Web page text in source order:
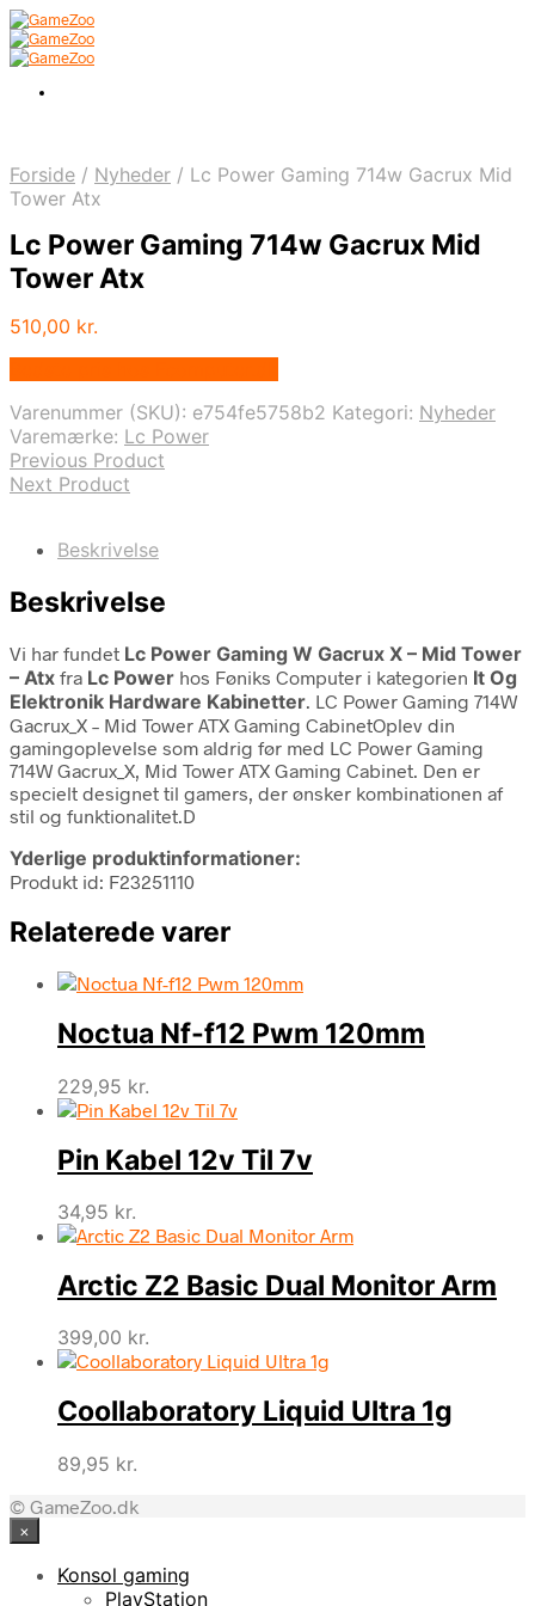
Forside / Nyheder / Lc Power Gaming 714w Gacrux Mid
Tower Atx
Lc Power Gaming 714w Gacrux Mid
Tower Atx
510,00 kr.
Varenummer (SKU): e754fe5758b2 Kategori: Nyheder
Varemærke: Lc Power
Previous Product
Next Product
Beskrivelse
Beskrivelse
Vi har fundet Lc Power Gaming W Gacrux X – Mid Tower
– Atx fra Lc Power hos Føniks Computer i kategorien It Og
Elektronik Hardware Kabinetter. LC Power Gaming 714W
Gacrux_X – Mid Tower ATX Gaming CabinetOplev din
gamingoplevelse som aldrig før med LC Power Gaming
714W Gacrux_X, Mid Tower ATX Gaming Cabinet. Den er
specielt designet til gamers, der ønsker kombinationen af
stil og funktionalitet.D
Yderlige produktinformationer:
Produkt id: F23251110
Relaterede varer
Noctua Nf-f12 Pwm 120mm
229,95 kr.
Pin Kabel 12v Til 7v
34,95 kr.
Arctic Z2 Basic Dual Monitor Arm
399,00 kr.
Coollaboratory Liquid Ultra 1g
89,95 kr.
© GameZoo.dk
×
Konsol gaming
PlayStation